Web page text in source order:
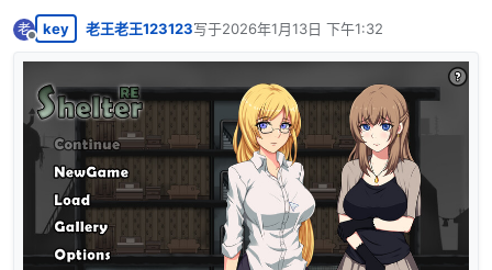
老
离线
key 老王老王123123写于2026年1月13日 下午1:32
最后由 编辑